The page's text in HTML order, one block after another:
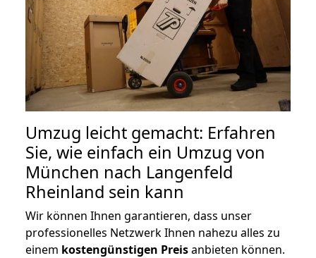
Umzug leicht gemacht: Erfahren
Sie, wie einfach ein Umzug von
München nach Langenfeld
Rheinland sein kann
Wir können Ihnen garantieren, dass unser
professionelles Netzwerk Ihnen nahezu alles zu
einem kostengünstigen Preisanbieten können.